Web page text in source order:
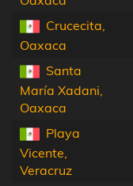
Crucecita,
Oaxaca
Santa
María Xadani,
Oaxaca
Playa
Vicente,
Veracruz